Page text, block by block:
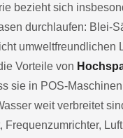
bezieht sich
durchlaufen: Blei-
umweltfreundlichen
Vorteile von
sie in POS-
weit verbreitet